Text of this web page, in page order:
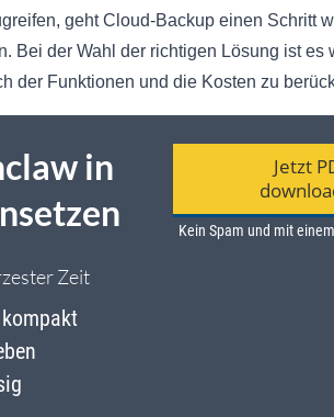
geht Cloud-Backup einen Schritt
Bei der Wahl der richtigen Lösung ist es
der Funktionen und die Kosten zu